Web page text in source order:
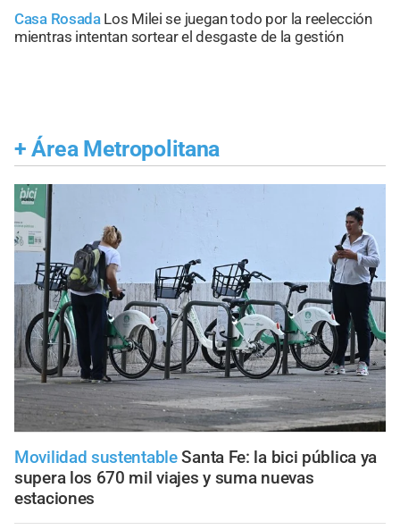
Casa Rosada Los Milei se juegan todo por la reelección
mientras intentan sortear el desgaste de la gestión
+ Área Metropolitana
Movilidad sustentable Santa Fe: la bici pública ya
supera los 670 mil viajes y suma nuevas
estaciones